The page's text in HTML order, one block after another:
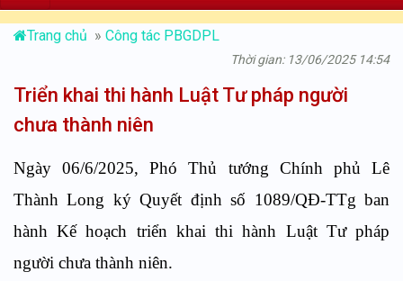
Trang chủ » Công tác PBGDPL
Thời gian: 13/06/2025 14:54
Triển khai thi hành Luật Tư pháp người
chưa thành niên
Ngày 06/6/2025, Phó Thủ tướng Chính phủ Lê
Thành Long ký Quyết định số 1089/QĐ-TTg ban
hành Kế hoạch triển khai thi hành Luật Tư pháp
người chưa thành niên.